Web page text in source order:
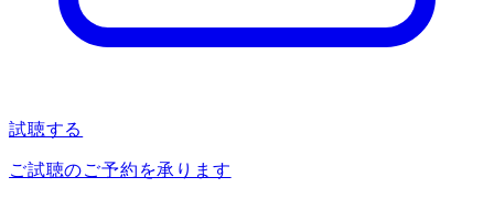
試聴する
ご試聴のご予約を承ります